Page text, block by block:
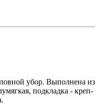
убор. Выполнена из
подкладка - креп-